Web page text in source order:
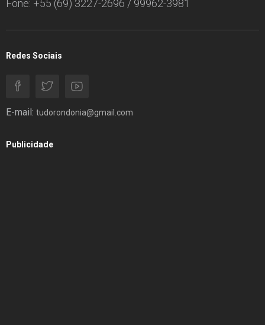
Fone: +55 (69) 3227-2696 / 99962-3981
Redes Sociais
E-mail: tudorondonia@gmail.com
Publicidade